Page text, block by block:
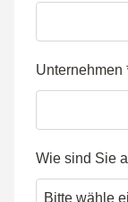
Unternehmen
Wie sind Sie